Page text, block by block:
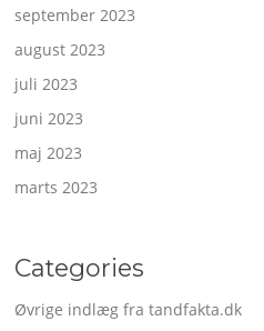
september 2023
august 2023
juli 2023
juni 2023
maj 2023
marts 2023
Categories
Øvrige indlæg fra tandfakta.dk